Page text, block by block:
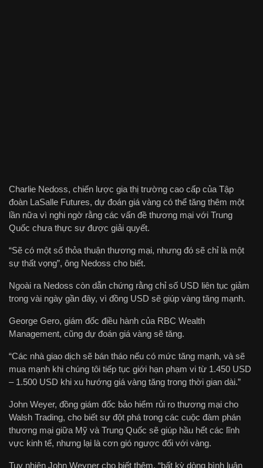
Charlie Nedoss, chiến lược gia thị trường cao cấp của Tập
đoàn LaSalle Futures, dự đoán giá vàng có thể tăng thêm một
lần nữa vì nghi ngờ rằng các vấn đề thương mại với Trung
Quốc chưa thực sự được giải quyết.
“Sẽ có một số thỏa thuận thương mại, nhưng đó sẽ chỉ là một
sự thất vọng”, ông Nedoss cho biết.
Ngoài ra Nedoss còn dẫn chứng rằng chỉ số USD liên tục giảm
trong vài ngày gần đây, vì đồng USD sẽ giúp vàng tăng mạnh.
George Gero, giám đốc điều hành của RBC Wealth
Management, cũng dự đoán giá vàng sẽ tăng.
“Các nhà giao dịch sẽ bán tháo nếu có mức tăng mạnh, và sẽ
mua mạnh khi chúng tôi tiếp tục giới hạn phạm vi từ 1.450 USD
– 1.500 USD khi xu hướng giá vàng tăng trong thời gian dài.”
John Weyer, đồng giám đốc bảo hiểm rủi ro thương mại cho
Walsh Trading, cho biết sự đột phá trong các cuộc đàm phán
thương mại giữa Mỹ và Trung Quốc sẽ giúp hầu hết các lĩnh
vực kinh tế, nhưng lại là cơn gió ngược đối với vàng.
Tuy nhiên John Weyner cho biết thêm, “bất kỳ dòng bình luận